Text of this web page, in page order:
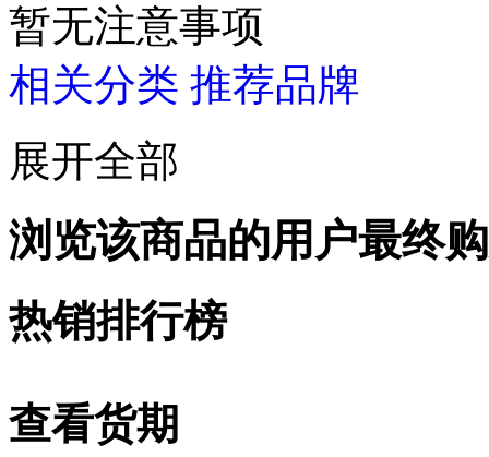
暂无注意事项
相关分类 推荐品牌
展开全部
浏览该商品的用户最终
热销排行榜
查看货期